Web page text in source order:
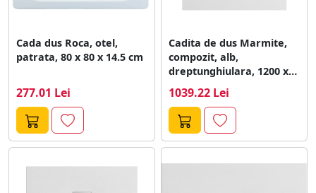
Cada dus Roca, otel,
patrata, 80 x 80 x 14.5 cm
277.01 Lei
Cadita de dus Marmite,
compozit, alb,
dreptunghiulara, 1200 x
1039.22 Lei